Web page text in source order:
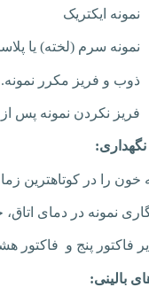
نمونه ایکتریک
نمونه سرم (لخته) یا
ذوب و فریز مکرر نمونه.
فریز نکردن نمونه پس از ۴ ساعت از جمع آوری نمونه.
خون را در کوتاهترین
در دمای اتاق، حداکثر ۲ ساعت، در دمای یخچال
فاکتور پنج و
بالینی: